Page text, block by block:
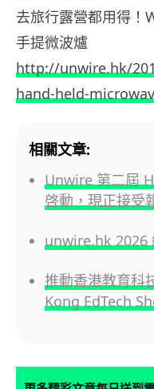
去旅行露營都用得
手提微波爐
http://unwire.hk/
hand-held-
相關文章:
Unwire 第二屆
啓動，現正接受
unwire.hk
推動香港教育科
Kong EdTech